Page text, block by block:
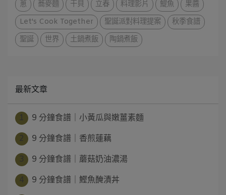
蔥
蕎麥麵 干貝 立春 料理影片 鯷魚
果醬
Let's Cook Together
聖誕派對料理提案
秋季食譜
聖誕
世界 土鍋煮飯 陶鍋煮飯
最新文章
9 分鐘食譜｜小黃瓜與嫩薑素麵
9 分鐘食譜｜香煎蓮藕
9 分鐘食譜｜蘑菇奶油濃湯
9 分鐘食譜｜鰹魚醃漬丼